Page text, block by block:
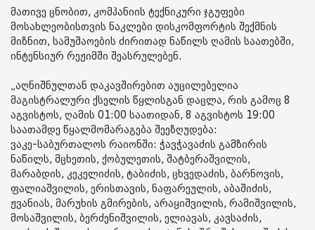
მათივე ცნობით, კომპანიის ტექნიკური ჯგუფები
მოსახლეობისთვის ნაკლები დისკომფორტის შექმნის
მიზნით, სამუშაოების ძირითად ნაწილს ღამის საათებში,
ინტენსიურ რეჟიმში შეასრულებენ.
„აღნიშნულთან დაკავშირებით აუცილებელია
მაგისტრალური ქსელის წყლისგან დაცლა, რის გამოც 8
აგვისტოს, ღამის 01:00 საათიდან, 8 აგვისტოს 19:00
საათამდე წყალმომარაგება შეეზღუდება:
ვაკე-საბურთალოს რაიონში: ჭავჭავაძის გამზირის
ნაწილს, მცხეთის, ქობულეთის, შატბერაშვილის,
მარაბდის, კეკელიძის, ტაბიძის, ცხვედაძის, ბარნოვის,
ფალიაშვილის, ერისთავის, ნაფარეულის, აბაშიძის,
ჟვანიას, მარუხის გმირების, არაყიშვილის, რამიშვილის,
მოსაშვილის, ბერძენიშვილის, ელიავას, კავსაძის,